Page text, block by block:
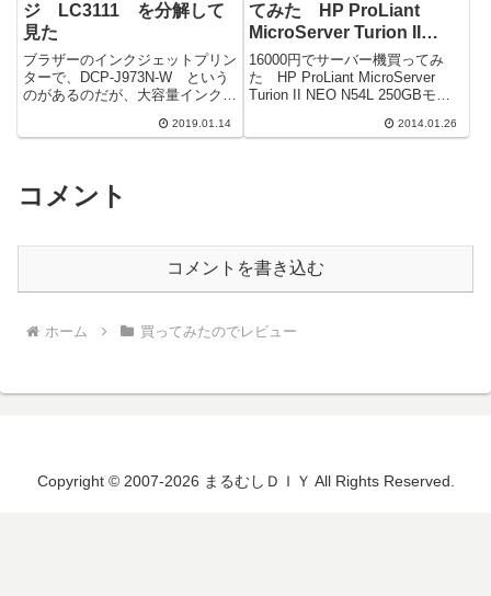
ジ LC3111 を分解して
見た
ブラザーのインクジェットプリン
ターで、DCP-J973N-W という
のがあるのだが、大容量インクで
いうなんだかとてもそそられ...
2019.01.14
てみた HP ProLiant
MicroServer Turion II
NEO N54L 250GBモデル
16000円でサーバー機買ってみ
た HP ProLiant MicroServer
Turion II NEO N54L 250GBモデ
2014.01.26
コメント
コメントを書き込む
ホーム 買ってみたのでレビュー
Copyright © 2007-2026 まるむしＤＩＹ All Rights Reserved.